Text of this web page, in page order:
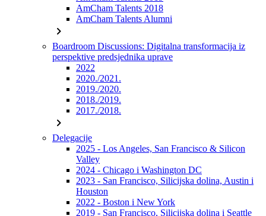
AmCham Talents 2018
AmCham Talents Alumni
chevron_right
Boardroom Discussions: Digitalna transformacija iz
perspektive predsjednika uprave
2022
2020./2021.
2019./2020.
2018./2019.
2017./2018.
chevron_right
Delegacije
2025 - Los Angeles, San Francisco & Silicon
Valley
2024 - Chicago i Washington DC
2023 - San Francisco, Silicijska dolina, Austin i
Houston
2022 - Boston i New York
2019 - San Francisco, Silicijska dolina i Seattle